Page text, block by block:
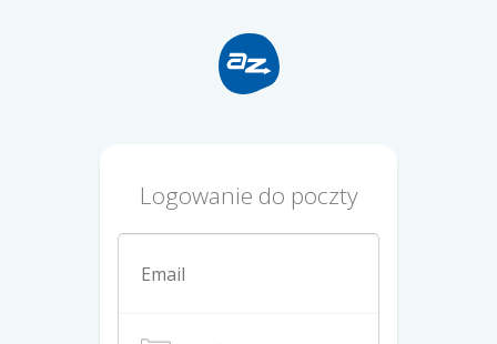
Logowanie do poczty